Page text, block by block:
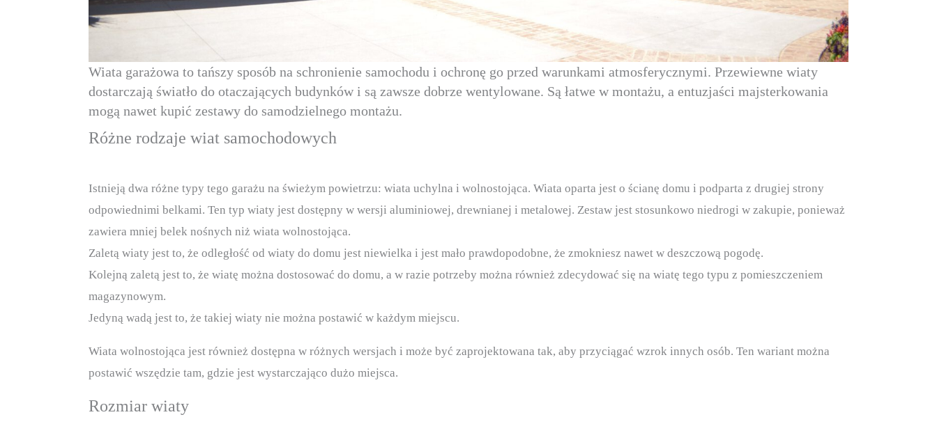
Wiata garażowa to tańszy sposób na schronienie samochodu i ochronę go przed warunkami atmosferycznymi. Przewiewne wiaty
dostarczają światło do otaczających budynków i są zawsze dobrze wentylowane. Są łatwe w montażu, a entuzjaści majsterkowania
mogą nawet kupić zestawy do samodzielnego montażu.
Różne rodzaje wiat samochodowych
Istnieją dwa różne typy tego garażu na świeżym powietrzu: wiata uchylna i wolnostojąca. Wiata oparta jest o ścianę domu i podparta z drugiej strony
odpowiednimi belkami. Ten typ wiaty jest dostępny w wersji aluminiowej, drewnianej i metalowej. Zestaw jest stosunkowo niedrogi w zakupie, ponieważ
zawiera mniej belek nośnych niż wiata wolnostojąca.
Zaletą wiaty jest to, że odległość od wiaty do domu jest niewielka i jest mało prawdopodobne, że zmokniesz nawet w deszczową pogodę.
Kolejną zaletą jest to, że wiatę można dostosować do domu, a w razie potrzeby można również zdecydować się na wiatę tego typu z pomieszczeniem
magazynowym.
Jedyną wadą jest to, że takiej wiaty nie można postawić w każdym miejscu.
Wiata wolnostojąca jest również dostępna w różnych wersjach i może być zaprojektowana tak, aby przyciągać wzrok innych osób. Ten wariant można
postawić wszędzie tam, gdzie jest wystarczająco dużo miejsca.
Rozmiar wiaty